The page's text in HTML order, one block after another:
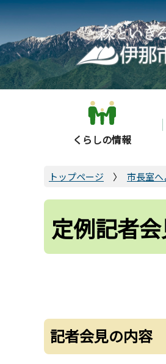
こ
の
ペ
ー
ジ
の
くらしの情報
トップページ 市長室へ
定例記者
記者会見の内容